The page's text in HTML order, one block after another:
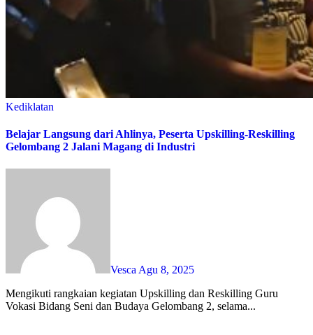
Kediklatan
Belajar Langsung dari Ahlinya, Peserta Upskilling-Reskilling
Gelombang 2 Jalani Magang di Industri
Vesca Agu 8, 2025
Mengikuti rangkaian kegiatan Upskilling dan Reskilling Guru
Vokasi Bidang Seni dan Budaya Gelombang 2, selama...